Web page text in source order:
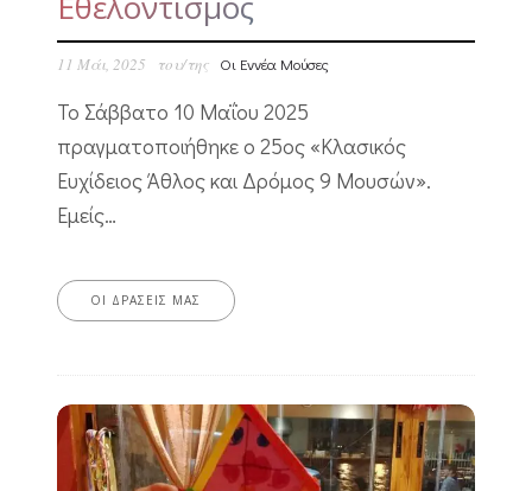
11 Μάι, 2025 του/της Οι Εννέα Μούσες
Το Σάββατο 10 Μαΐου 2025
πραγματοποιήθηκε ο 25ος «Κλασικός
Ευχίδειος Άθλος και Δρόμος 9 Μουσών».
Εμείς…
ΟΙ ΔΡΆΣΕΙΣ ΜΑΣ